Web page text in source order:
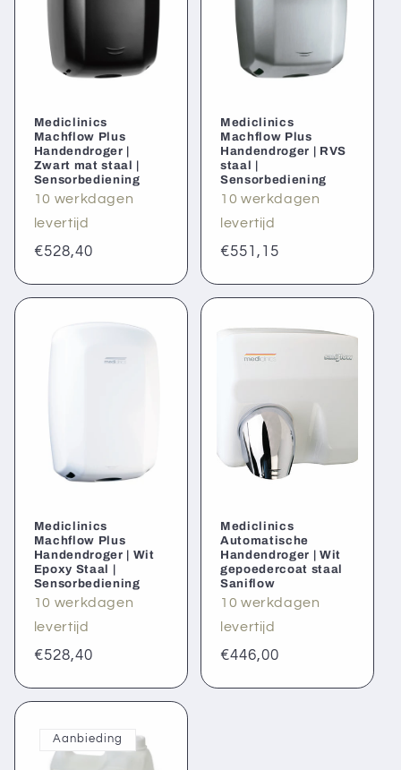
Mediclinics
Machflow Plus
Handendroger |
Zwart mat staal |
Sensorbediening
10 werkdagen
levertijd
Normale
€528,40
Mediclinics
Machflow Plus
Handendroger | RVS
staal |
Sensorbediening
10 werkdagen
levertijd
Normale
€551,15
Mediclinics
Machflow Plus
Handendroger | Wit
Epoxy Staal |
Sensorbediening
10 werkdagen
levertijd
Normale
€528,40
Mediclinics
Automatische
Handendroger | Wit
gepoedercoat staal
Saniflow
10 werkdagen
levertijd
Normale
€446,00
Aanbieding